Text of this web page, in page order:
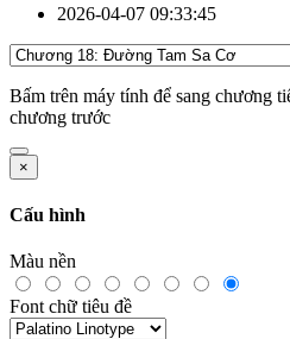
2026-04-07 09:33:45
Bấm trên máy tính để sang chương
chương trước
×
Cấu hình
Màu nền
Font chữ tiêu đề